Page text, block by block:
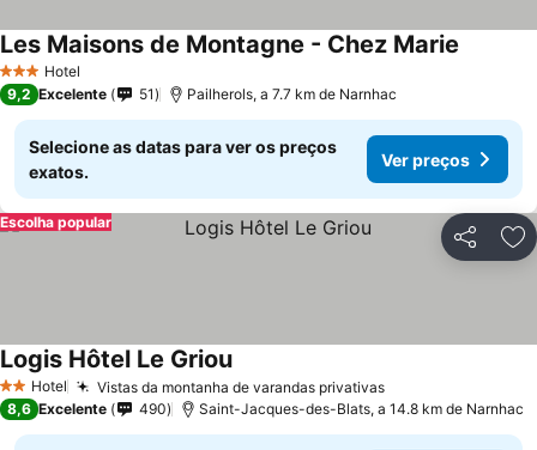
3 EstrelasHotel
Les Maisons de Montagne - Chez Marie
9,2 Excelente 51 Pailherols, a 7.7 km de Narnhac
Selecione as datas para ver os preços
exatos.
Ver preços
Partilhar
Escolha popular
2 Estrelas
Hotel Vistas da montanha de varandas privativasVer preços
Logis Hôtel Le GriouVer preços
8,6 Excelente 490 Saint-Jacques-des-Blats, a 14.8 km de Narnhac